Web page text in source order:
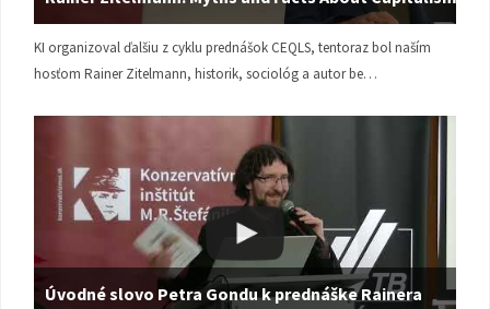
KI organizoval ďalšiu z cyklu prednášok CEQLS, tentoraz bol naším
hosťom Rainer Zitelmann, historik, sociológ a autor be…
Úvodné slovo Petra Gondu k prednáške Rainera